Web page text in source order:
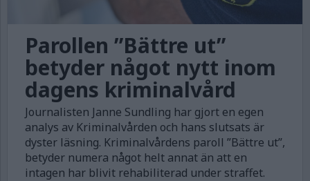
Parollen ”Bättre ut”
betyder något nytt inom
dagens kriminalvård
Journalisten Janne Sundling har gjort en egen
analys av Kriminalvården och hans slutsats är
dyster läsning. Kriminalvårdens paroll ”Bättre ut”,
betyder numera något helt annat än att en
intagen har blivit rehabiliterad under straffet.